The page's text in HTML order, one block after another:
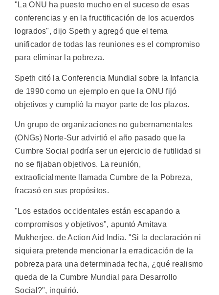
"La ONU ha puesto mucho en el suceso de esas
conferencias y en la fructificación de los acuerdos
logrados", dijo Speth y agregó que el tema
unificador de todas las reuniones es el compromiso
para eliminar la pobreza.
Speth citó la Conferencia Mundial sobre la Infancia
de 1990 como un ejemplo en que la ONU fijó
objetivos y cumplió la mayor parte de los plazos.
Un grupo de organizaciones no gubernamentales
(ONGs) Norte-Sur advirtió el año pasado que la
Cumbre Social podría ser un ejercicio de futilidad si
no se fijaban objetivos. La reunión,
extraoficialmente llamada Cumbre de la Pobreza,
fracasó en sus propósitos.
"Los estados occidentales están escapando a
compromisos y objetivos", apuntó Amitava
Mukherjee, de Action Aid India. "Si la declaración ni
siquiera pretende mencionar la erradicación de la
pobreza para una determinada fecha, ¿qué realismo
queda de la Cumbre Mundial para Desarrollo
Social?", inquirió.